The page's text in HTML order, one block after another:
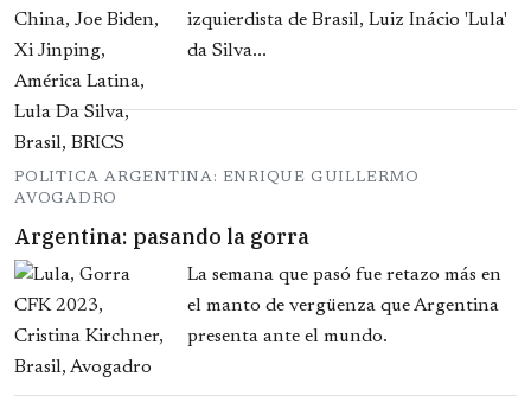
izquierdista de Brasil, Luiz Inácio 'Lula'
da Silva...
POLITICA ARGENTINA: ENRIQUE GUILLERMO
AVOGADRO
Argentina: pasando la gorra
La semana que pasó fue retazo más en
el manto de vergüenza que Argentina
presenta ante el mundo.